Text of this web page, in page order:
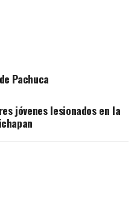
Pachuca
jóvenes lesionados en la